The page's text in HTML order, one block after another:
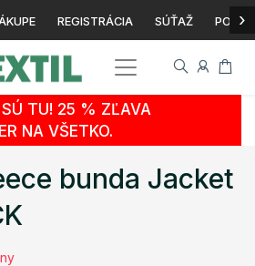
REGISTRÁCIA SÚŤAŽ ›
SÚ TU! 25 % ZĽAVA
NA VŠETKO.
bunda Jacket